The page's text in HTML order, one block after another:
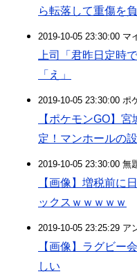
ら転落して重傷を
2019-10-05 23:30:00 マ
上司「君昨日定時
「え」
2019-10-05 23:30:00 ポ
【ポケモンGO】
定！マンホールの設
2019-10-05 23:30:00 無
【画像】増税前に
ックスｗｗｗｗｗ
2019-10-05 23:25:29 ア
【画像】ラグビー
しい